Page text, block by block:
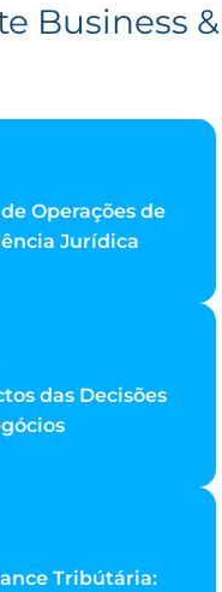
Business &
Operações de
Jurídica
das Decisões
Tribútária: